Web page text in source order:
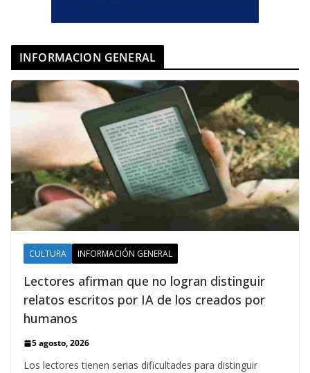
INFORMACION GENERAL
CULTURA INFORMACIÓN GENERAL
Lectores afirman que no logran distinguir
relatos escritos por IA de los creados por
humanos
5 agosto, 2026
Los lectores tienen serias dificultades para distinguir